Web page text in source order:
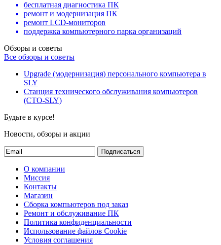
бесплатная диагностика ПК
ремонт и модернизация ПК
ремонт LCD-мониторов
поддержка компьютерного парка организаций
Обзоры и советы
Все обзоры и советы
Upgrade (модернизация) персонального компьютера в
SLY
Станция технического обслуживания компьютеров
(СТО-SLY)
Будьте в курсе!
Новости, обзоры и акции
Подписаться
О компании
Миссия
Контакты
Магазин
Сборка компьютеров под заказ
Ремонт и обслуживание ПК
Политика конфиденциальности
Использование файлов Cookie
Условия соглашения